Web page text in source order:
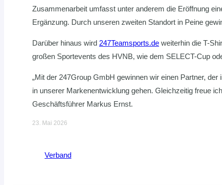
Zusammenarbeit umfasst unter anderem die Eröffnung
Ergänzung. Durch unseren zweiten Standort in Peine
Darüber hinaus wird 247Teamsports.de weiterhin die T-
großen Sportevents des HVNB, wie dem SELECT-Cup
„Mit der 247Group GmbH gewinnen wir einen Partner,
in unserer Markenentwicklung gehen. Gleichzeitig freue
Geschäftsführer Markus Ernst.
23. Mai 2026
Verband